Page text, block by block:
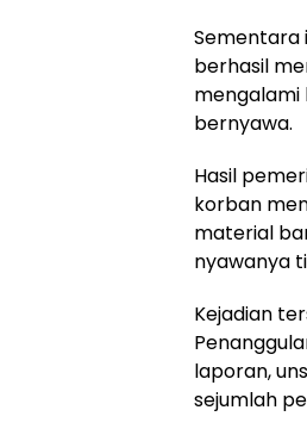
Sementara
berhasil
mengalami
bernyawa.
Hasil
korban
material
nyawanya
Kejadian
laporan,
sejumlah